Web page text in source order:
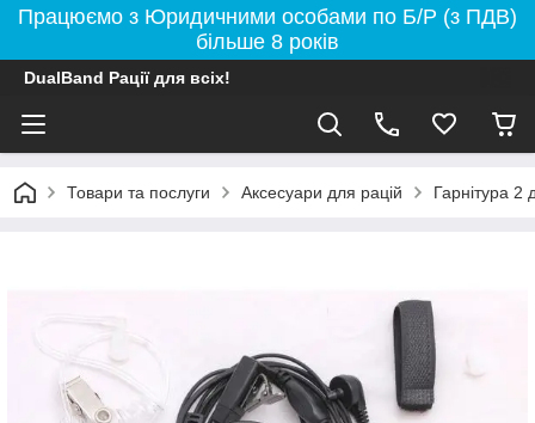
Працюємо з Юридичними особами по Б/Р (з ПДВ)
більше 8 років
DualBand Рації для всіх!
Товари та послуги Аксесуари для рацій Гарнітура 2